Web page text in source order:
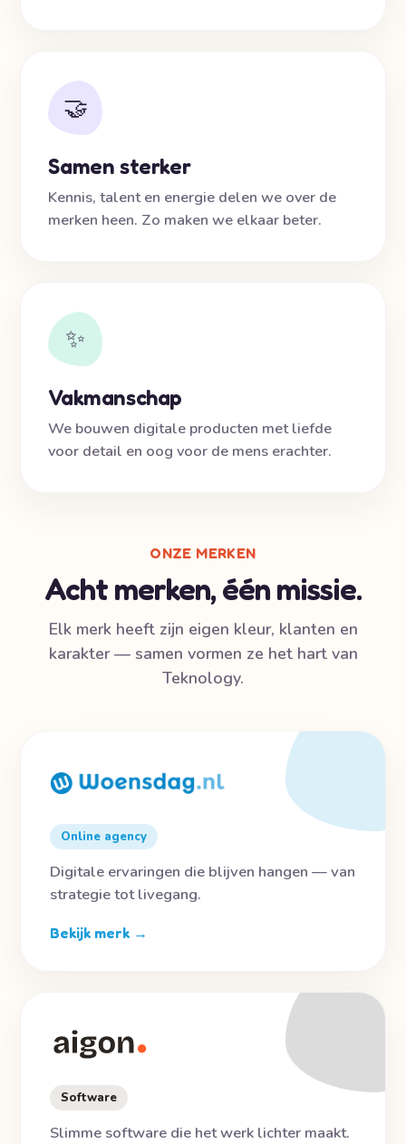
🤝
Samen sterker
Kennis, talent en energie delen we over de
merken heen. Zo maken we elkaar beter.
✨
Vakmanschap
We bouwen digitale producten met liefde
voor detail en oog voor de mens erachter.
ONZE MERKEN
Acht merken, één missie.
Elk merk heeft zijn eigen kleur, klanten en
karakter — samen vormen ze het hart van
Teknology.
Online agency
Digitale ervaringen die blijven hangen — van
strategie tot livegang.
Bekijk merk →
Software
Slimme software die het werk lichter maakt.